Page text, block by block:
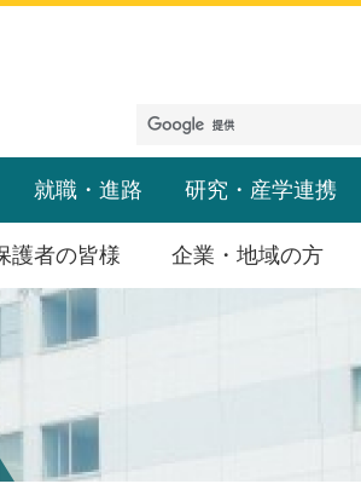
就職・進路 研究・産学連携
護者の皆様 企業・地域の方